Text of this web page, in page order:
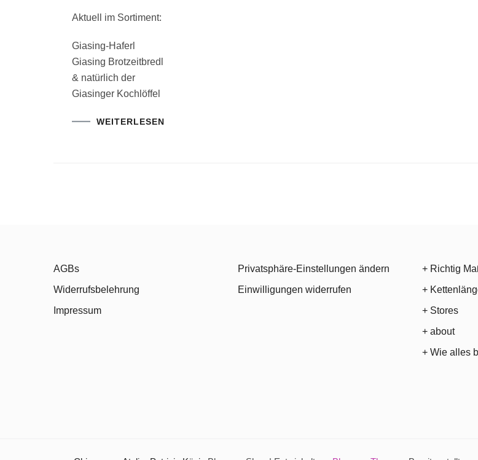
Aktuell im Sortiment:
Giasing-Haferl
Giasing Brotzeitbredl
& natürlich der
Giasinger Kochlöffel
WEITERLESEN
AGBs
Widerrufsbelehrung
Impressum
Privatsphäre-Einstellungen ändern
Einwilligungen widerrufen
+ Richtig
+
+ Stores
+ about
+ Wie alles